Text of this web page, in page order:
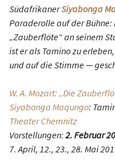
SüdafrikanerSiyabonga
Paraderolle auf der
„Zauberflöte“ an seinem
ist er als Tamino zu
und auf die Stimme —
W. A. Mozart: „Die
Siyabonga Maqungo:
Theater Chemnitz
Vorstellungen:2. Februar
7. April, 12., 23., 28. Mai